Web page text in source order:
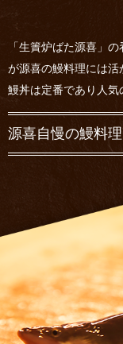
「生簀炉ばた源喜」
が源喜の鰻料理には
鰻丼は定番であり人気
源喜自慢の鰻料理